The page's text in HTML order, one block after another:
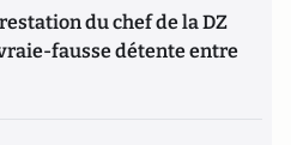
du chef de la DZ
fausse détente entre